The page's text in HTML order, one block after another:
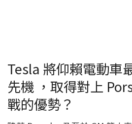
Tesla 將仰賴電動車
先機 ，取得對上
戰的優勢？